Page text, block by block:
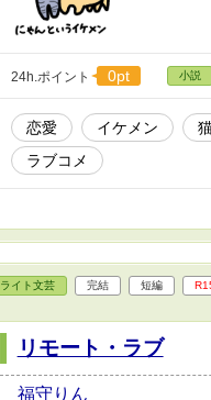
24h.ポイント 0pt 小説
恋愛 イケメン
ラブコメ
ライト文芸 完結 短編
リモート・ラブ
福守りん